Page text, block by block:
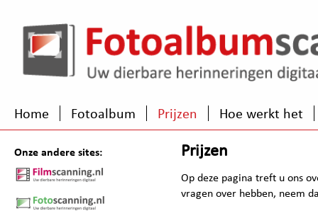
Home Fotoalbum Prijzen Hoe werkt het
Onze andere sites: Prijzen
Op deze pagina treft u ons
vragen over hebben, neem